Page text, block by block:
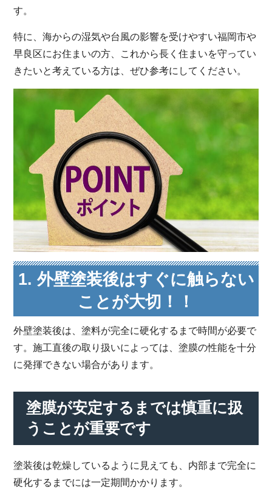
す。
特に、海からの湿気や台風の影響を受けやすい福岡市や
早良区にお住まいの方、これから長く住まいを守ってい
きたいと考えている方は、ぜひ参考にしてください。
1. 外壁塗装後はすぐに触らない
ことが大切！！
外壁塗装後は、塗料が完全に硬化するまで時間が必要で
す。施工直後の取り扱いによっては、塗膜の性能を十分
に発揮できない場合があります。
塗膜が安定するまでは慎重に扱
うことが重要です
塗装後は乾燥しているように見えても、内部まで完全に
硬化するまでには一定期間かかります。